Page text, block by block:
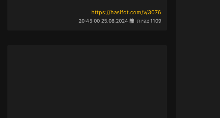
https://hasifot.com/v/3076
1109 צפיות